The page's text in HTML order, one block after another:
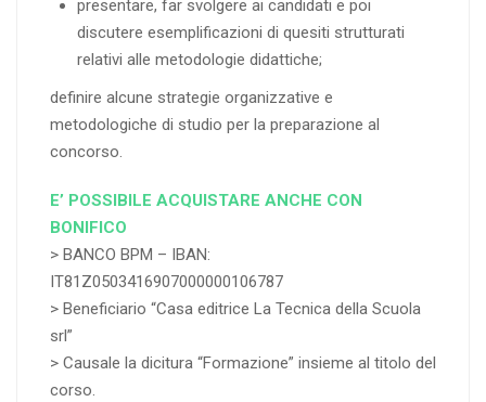
presentare, far svolgere ai candidati e poi
discutere esemplificazioni di quesiti strutturati
relativi alle metodologie didattiche;
definire alcune strategie organizzative e
metodologiche di studio per la preparazione al
concorso.
E’ POSSIBILE ACQUISTARE ANCHE CON
BONIFICO
> BANCO BPM – IBAN:
IT81Z0503416907000000106787
> Beneficiario “Casa editrice La Tecnica della Scuola
srl”
> Causale la dicitura “Formazione” insieme al titolo del
corso.